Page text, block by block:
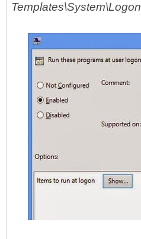
Templates\System\Logon